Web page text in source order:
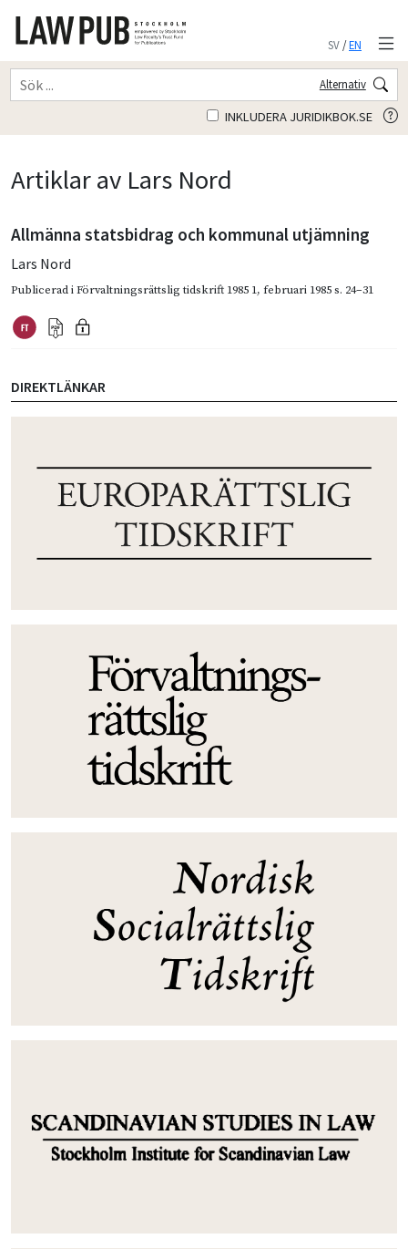
SV/EN
Alternativ
INKLUDERA JURIDIKBOK.SE
Artiklar av Lars Nord
Allmänna statsbidrag och kommunal utjämning
Lars Nord
Publicerad iFörvaltningsrättslig tidskrift 1985 1, februari 1985s. 24–31
DIREKTLÄNKAR